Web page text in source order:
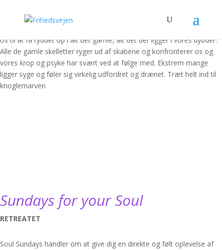
vores indre. Alt det vi ikke kan se, men alligevel har så stor betydning
for hvordan vi har det. Lige nu står vi i et energiskifte, som hjælper
os til at få ryddet op i alt det gamle, alt det der ligger i vores dybder.
Alle de gamle skelletter ryger ud af skabene og konfronterer os og
vores krop og psyke har svært ved at følge med. Ekstrem mange
ligger syge og føler sig virkelig udfordret og drænet. Træt helt ind til
knoglemarven
Sundays for your Soul
RETREATET
Soul Sundays handler om at give dig en direkte og følt oplevelse af